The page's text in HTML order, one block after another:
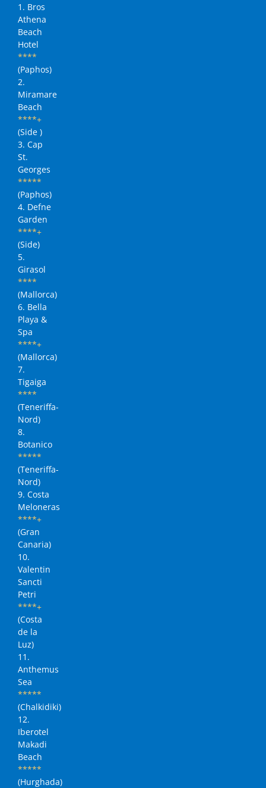
1. Bros
Athena
Beach
Hotel
****
(Paphos)
2.
Miramare
Beach
****+
(Side )
3. Cap
St.
Georges
*****
(Paphos)
4. Defne
Garden
****+
(Side)
5.
Girasol
****
(Mallorca)
6. Bella
Playa &
Spa
****+
(Mallorca)
7.
Tigaiga
****
(Teneriffa-
Nord)
8.
Botanico
*****
(Teneriffa-
Nord)
9. Costa
Meloneras
****+
(Gran
Canaria)
10.
Valentin
Sancti
Petri
****+
(Costa
de la
Luz)
11.
Anthemus
Sea
*****
(Chalkidiki)
12.
Iberotel
Makadi
Beach
*****
(Hurghada)